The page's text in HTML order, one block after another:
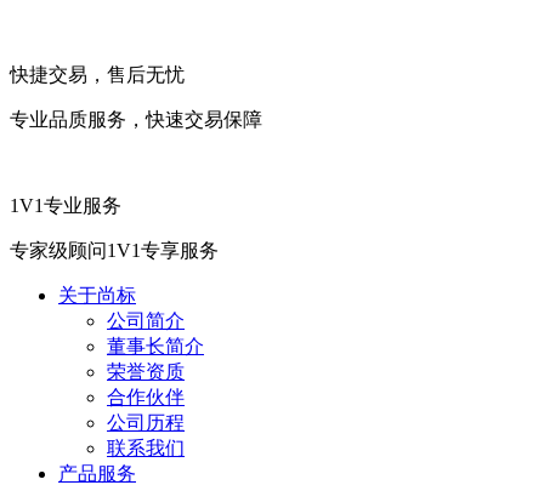
快捷交易，售后无忧
专业品质服务，快速交易保障
1V1专业服务
专家级顾问1V1专享服务
关于尚标
公司简介
董事长简介
荣誉资质
合作伙伴
公司历程
联系我们
产品服务